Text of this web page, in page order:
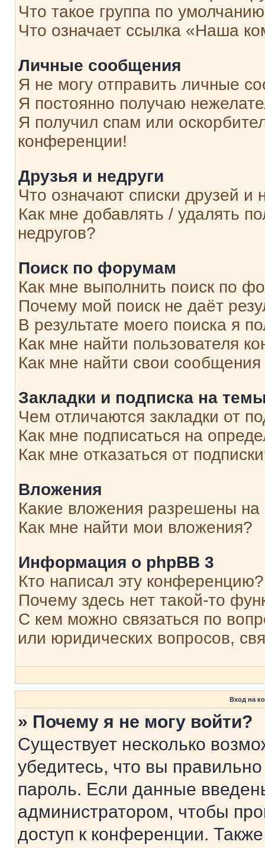
Что такое группа по
Что означает ссылка «Наша
Личные сообщения
Я не могу отправить личные
Я постоянно получаю
Я получил спам или
конференции!
Друзья и недруги
Что означают списки друзей и
Как мне добавлять / удалять
недругов?
Поиск по форумам
Как мне выполнить поиск по
Почему мой поиск не даёт
В результате моего поиска я
Как мне найти пользователя
Как мне найти свои
Закладки и подписка на
Чем отличаются закладки от
Как мне подписаться на
Как мне отказаться от
Вложения
Какие вложения разрешены
Как мне найти мои вложения?
Информация о phpBB 3
Кто написал эту конференцию?
Почему здесь нет такой-то
С кем можно связаться по
или юридических вопросов,
Вход на
» Почему я не могу войти?
Существует несколько
убедитесь, что вы
пароль. Если данные
администратором, чтобы
доступ к конференции.